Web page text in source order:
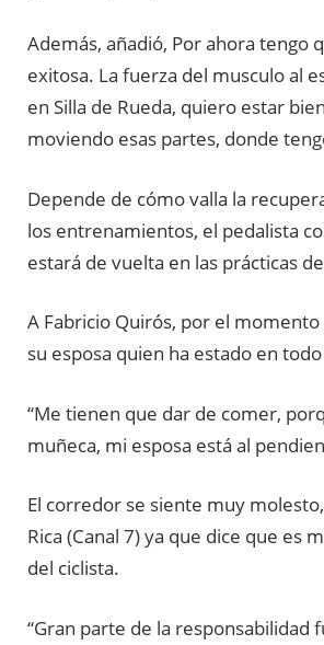
Además, añadió, Por ahora tengo
exitosa. La fuerza del musculo al
en Silla de Rueda, quiero estar
moviendo esas partes, donde
Depende de cómo valla la
los entrenamientos, el pedalista
estará de vuelta en las prácticas
A Fabricio Quirós, por el
su esposa quien ha estado en
“Me tienen que dar de comer,
muñeca, mi esposa está al
El corredor se siente muy
Rica (Canal 7) ya que dice que es
del ciclista.
“Gran parte de la responsabilidad